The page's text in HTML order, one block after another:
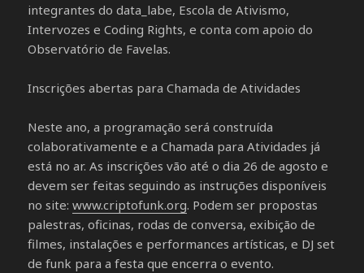
integrantes do data_labe, Escola de Ativismo,
Intervozes e Coding Rights, e conta com apoio do
Observatório de Favelas.
Inscrições abertas para Chamada de Atividades
Neste ano, a programação será construída
colaborativamente e a Chamada para Atividades já
está no ar. As inscrições vão até o dia 26 de agosto e
devem ser feitas seguindo as instruções disponíveis
no site:www.criptofunk.org. Podem ser propostas
palestras, oficinas, rodas de conversa, exibição de
filmes, instalações e performances artísticas, e DJ set
de funk para a festa que encerra o evento.